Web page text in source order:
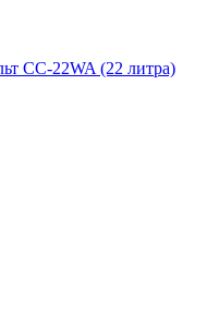
CC-22WA (22 литра)